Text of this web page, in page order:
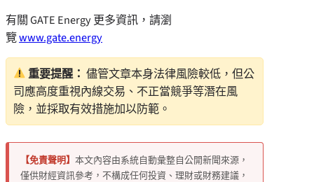
有關 GATE Energy 更多資訊，請瀏
覽www.gate.energy
重要提醒： 儘管文章本身法律風險較低，但公
司應高度重視內線交易、不正當競爭等潛在風
險，並採取有效措施加以防範。
【免責聲明】 本文內容由系統自動彙整自公開新聞來源，
僅供財經資訊參考，不構成任何投資、理財或財務建議，